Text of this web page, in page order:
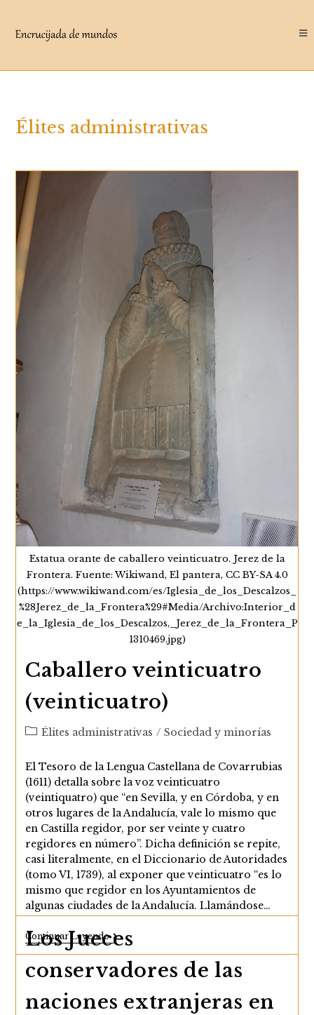
contenido
Élites administrativas
Estatua orante de caballero veinticuatro. Jerez de la
Frontera. Fuente: Wikiwand, El pantera, CC BY-SA 4.0
(https://www.wikiwand.com/es/Iglesia_de_los_Descalzos_
%28Jerez_de_la_Frontera%29#Media/Archivo:Interior_d
e_la_Iglesia_de_los_Descalzos,_Jerez_de_la_Frontera_P
1310469.jpg)
Caballero veinticuatro
(veinticuatro)
Categoría
la
entrada:
Élites administrativas / Sociedad y minorías
El Tesoro de la Lengua Castellana de Covarrubias
(1611) detalla sobre la voz veinticuatro
(veintiquatro) que “en Sevilla, y en Córdoba, y en
otros lugares de la Andalucía, vale lo mismo que
en Castilla regidor, por ser veinte y cuatro
regidores en número”. Dicha definición se repite,
casi literalmente, en el Diccionario de Autoridades
(tomo VI, 1739), al exponer que veinticuatro “es lo
mismo que regidor en los Ayuntamientos de
algunas ciudades de la Andalucía. Llamándose…
Continuar LeyendoCaballero
Veinticuatro
(veinticuatro)
Los Jueces
conservadores de las
naciones extranjeras en